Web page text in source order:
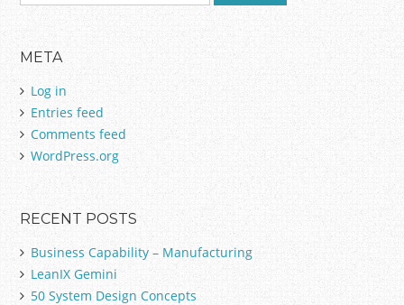
c
f
o
r
:
META
Log in
Entries feed
Comments feed
WordPress.org
RECENT POSTS
Business Capability – Manufacturing
LeanIX Gemini
50 System Design Concepts